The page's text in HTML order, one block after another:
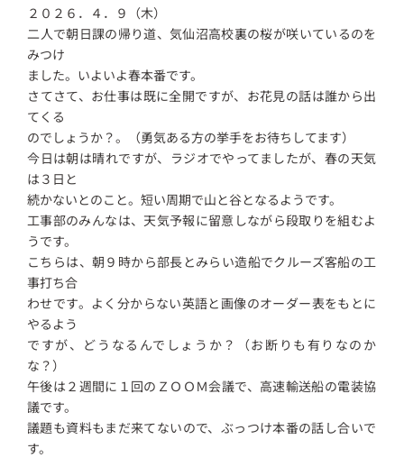
２０２６．４．９（木）
二人で朝日課の帰り道、気仙沼高校裏の桜が咲いているのを
みつけ
ました。いよいよ春本番です。
さてさて、お仕事は既に全開ですが、お花見の話は誰から出
てくる
のでしょうか？。（勇気ある方の挙手をお待ちしてます）
今日は朝は晴れですが、ラジオでやってましたが、春の天気
は３日と
続かないとのこと。短い周期で山と谷となるようです。
工事部のみんなは、天気予報に留意しながら段取りを組むよ
うです。
こちらは、朝９時から部長とみらい造船でクルーズ客船の工
事打ち合
わせです。よく分からない英語と画像のオーダー表をもとに
やるよう
ですが、どうなるんでしょうか？（お断りも有りなのか
な？）
午後は２週間に１回のＺＯＯＭ会議で、高速輸送船の電装協
議です。
議題も資料もまだ来てないので、ぶっつけ本番の話し合いで
す。